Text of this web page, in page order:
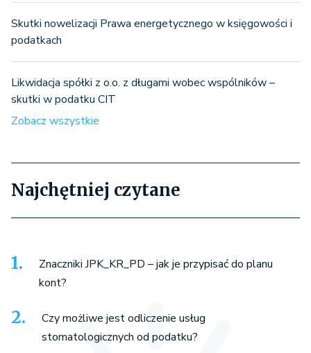
Skutki nowelizacji Prawa energetycznego w księgowości i
podatkach
Likwidacja spółki z o.o. z długami wobec wspólników –
skutki w podatku CIT
Zobacz wszystkie
Najchętniej czytane
Znaczniki JPK_KR_PD – jak je przypisać do planu
kont?
Czy możliwe jest odliczenie usług
stomatologicznych od podatku?